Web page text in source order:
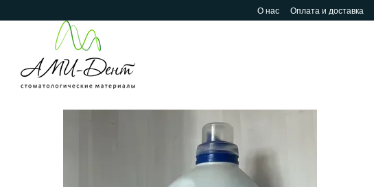
О нас Оплата и доставка